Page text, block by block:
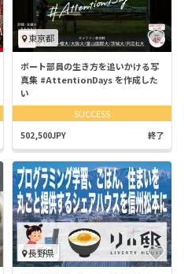
東京都
ボート部員の生き方を追いかける写
真集 #AttentionDays を作成した
い
SUCCESS
502,500JPY 終了
長野県